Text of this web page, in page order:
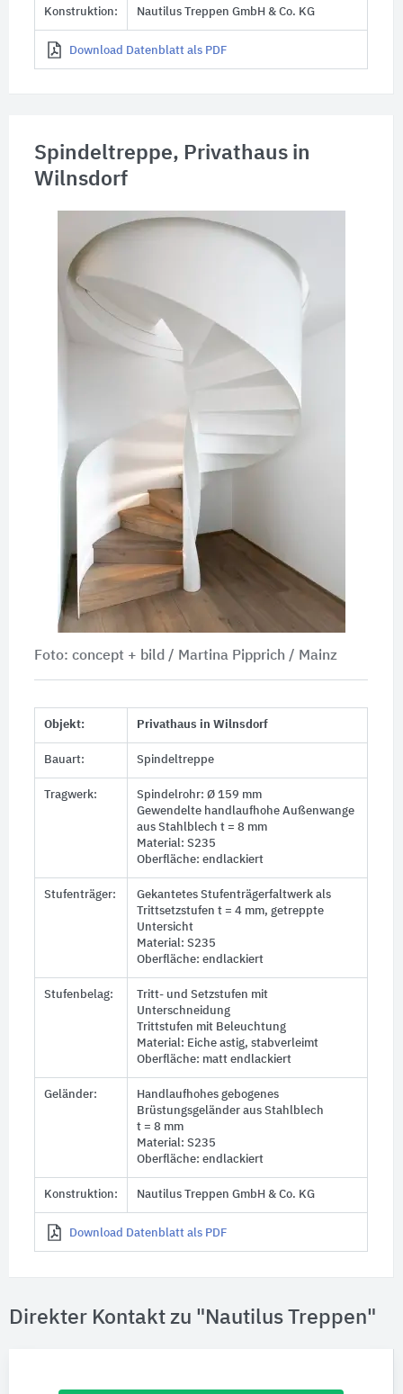
Konstruktion: Nautilus Treppen GmbH & Co. KG
Download Datenblatt als PDF
Spindeltreppe, Privathaus in
Wilnsdorf
Foto: concept + bild / Martina Pipprich / Mainz
Objekt: Privathaus in Wilnsdorf
Bauart: Spindeltreppe
Tragwerk: Spindelrohr: Ø 159 mm
Gewendelte handlaufhohe Außenwange
aus Stahlblech t = 8 mm
Material: S235
Oberfläche: endlackiert
Stufenträger:
Gekantetes Stufenträgerfaltwerk als
Trittsetzstufen t = 4 mm, getreppte
Untersicht
Material: S235
Oberfläche: endlackiert
Stufenbelag:
Tritt- und Setzstufen mit
Unterschneidung
Trittstufen mit Beleuchtung
Material: Eiche astig, stabverleimt
Oberfläche: matt endlackiert
Geländer:
Handlaufhohes gebogenes
Brüstungsgeländer aus Stahlblech
t = 8 mm
Material: S235
Oberfläche: endlackiert
Konstruktion: Nautilus Treppen GmbH & Co. KG
Download Datenblatt als PDF
Direkter Kontakt zu "Nautilus Treppen"